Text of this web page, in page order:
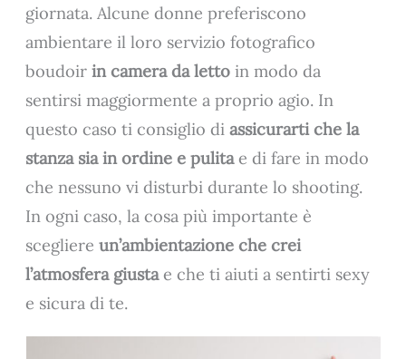
giornata. Alcune donne preferiscono
ambientare il loro servizio fotografico
boudoirin camera da letto in modo da
sentirsi maggiormente a proprio agio. In
questo caso ti consiglio diassicurarti che la
stanza sia in ordine e pulitae di fare in modo
che nessuno vi disturbi durante lo shooting.
In ogni caso, la cosa più importante è
scegliereun’ambientazione che crei
l’atmosfera giustae che ti aiuti a sentirti sexy
e sicura di te.